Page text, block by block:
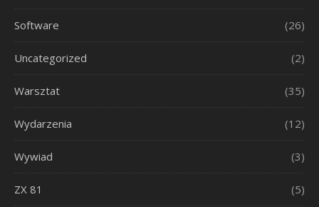
Software (26)
Uncategorized (2)
Warsztat (35)
Wydarzenia (12)
Wywiad (3)
ZX 81 (5)